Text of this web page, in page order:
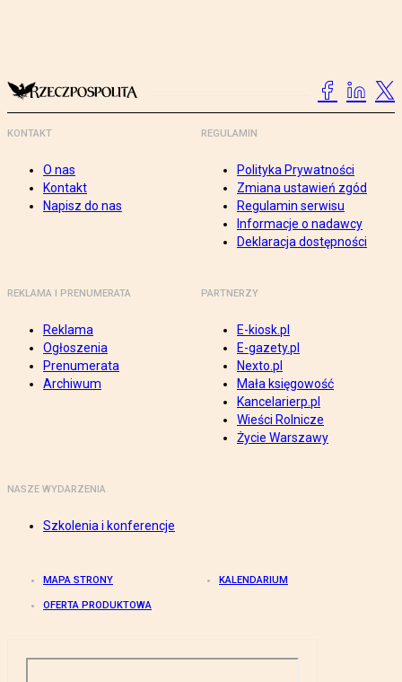
KONTAKT
O nas
Kontakt
Napisz do nas
REGULAMIN
Polityka Prywatności
Zmiana ustawień zgód
Regulamin serwisu
Informacje o nadawcy
Deklaracja dostępności
REKLAMA I PRENUMERATA
Reklama
Ogłoszenia
Prenumerata
Archiwum
PARTNERZY
E-kiosk.pl
E-gazety.pl
Nexto.pl
Mała księgowość
Kancelarierp.pl
Wieści Rolnicze
Życie Warszawy
NASZE WYDARZENIA
Szkolenia i konferencje
MAPA STRONY KALENDARIUM
OFERTA PRODUKTOWA